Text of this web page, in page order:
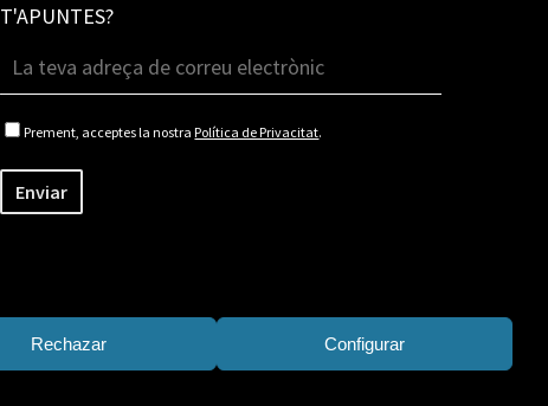
Rechazar Configurar
T'APUNTES?
Prement, acceptes la nostraPolítica de Privacitat.